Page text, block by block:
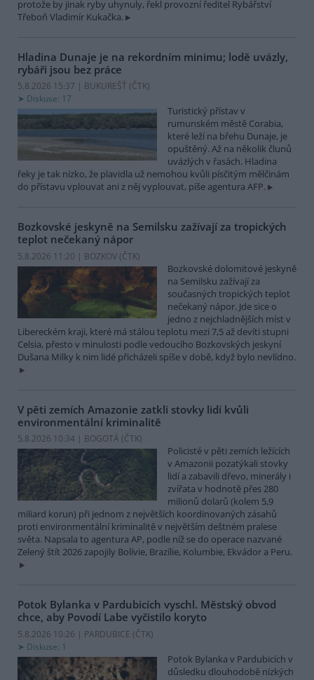
protože by jinak ryby uhynuly, řekl provozní ředitel Rybářství
Třeboň Vladimír Kukačka.
Hladina Dunaje je na rekordním minimu; lodě uvázly,
rybáři jsou bez práce
5.8.2026 15:37 | BUKUREŠŤ (ČTK)
Diskuse: 17
Turistický přístav v
rumunském městě Corabia,
které leží na břehu Dunaje, je
opuštěný. Až na několik člunů
uvázlých v řasách. Hladina
řeky je tak nízko, že plavidla už nemohou kvůli písčitým mělčinám
do přístavu vplouvat ani z něj vyplouvat, píše agentura AFP.
Bozkovské jeskyně na Semilsku zažívají za tropických
teplot nečekaný nápor
5.8.2026 11:20 | BOZKOV (ČTK)
Bozkovské dolomitové jeskyně
na Semilsku zažívají za
současných tropických teplot
nečekaný nápor. Jde sice o
jedno z nejchladnějších míst v
Libereckém kraji, které má stálou teplotu mezi 7,5 až devíti stupni
Celsia, přesto v minulosti podle vedoucího Bozkovských jeskyní
Dušana Milky k nim lidé přicházeli spíše v době, když bylo nevlídno.
V pěti zemích Amazonie zatkli stovky lidí kvůli
environmentální kriminalitě
5.8.2026 10:34 | BOGOTÁ (ČTK)
Policisté v pěti zemích ležících
v Amazonii pozatýkali stovky
lidí a zabavili dřevo, minerály i
zvířata v hodnotě přes 280
milionů dolarů (kolem 5,9
miliard korun) při jednom z největších koordinovaných zásahů
proti environmentální kriminalitě v největším deštném pralese
světa. Napsala to agentura AP, podle níž se do operace nazvané
Zelený štít 2026 zapojily Bolívie, Brazílie, Kolumbie, Ekvádor a Peru.
Potok Bylanka v Pardubicích vyschl. Městský obvod
chce, aby Povodí Labe vyčistilo koryto
5.8.2026 10:26 | PARDUBICE (ČTK)
Diskuse: 1
Potok Bylanka v Pardubicích v
důsledku dlouhodobě nízkých